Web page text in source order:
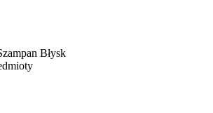
Błysk